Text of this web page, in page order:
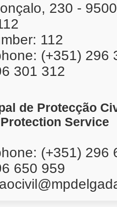
230 -
112
(+351) 296
301 312
de Protecção
Service
(+351) 296
650 959